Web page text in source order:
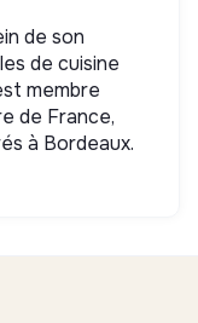
de son
de cuisine
membre
de France,
à Bordeaux.